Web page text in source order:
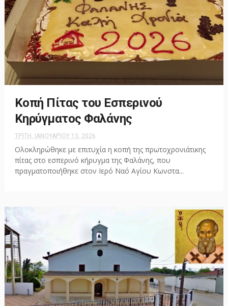
Κοπή Πίτας του Εσπερινού
Κηρύγματος Φαλάνης
ΤΡΊΤΗ, ΙΑΝΟΥΑΡΊΟΥ 13, 2026
Ολοκληρώθηκε με επιτυχία η κοπή της πρωτοχρονιάτικης
πίτας στο εσπερινό κήρυγμα της Φαλάνης, που
πραγματοποιήθηκε στον Ιερό Ναό Αγίου Κωνστα...